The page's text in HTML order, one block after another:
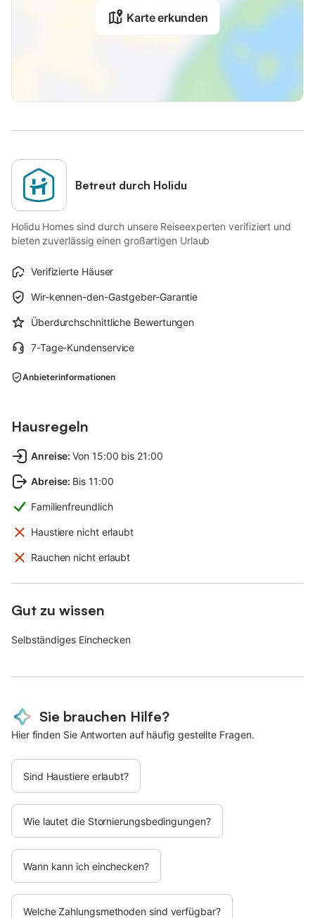
Karte erkunden
Betreut durch Holidu
Holidu Homes sind durch unsere Reiseexperten verifiziert und
bieten zuverlässig einen großartigen Urlaub
Verifizierte Häuser
Wir-kennen-den-Gastgeber-Garantie
Überdurchschnittliche Bewertungen
7-Tage-Kundenservice
Anbieterinformationen
Hausregeln
Anreise: Von 15:00 bis 21:00
Abreise: Bis 11:00
Familienfreundlich
Haustiere nicht erlaubt
Rauchen nicht erlaubt
Gut zu wissen
Selbständiges Einchecken
Sie brauchen Hilfe?
Hier finden Sie Antworten auf häufig gestellte Fragen.
Sind Haustiere erlaubt?
Wie lautet die Stornierungsbedingungen?
Wann kann ich einchecken?
Welche Zahlungsmethoden sind verfügbar?